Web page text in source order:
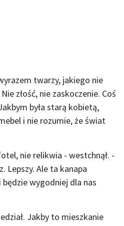
twarzy, jakiego nie
złość, nie zaskoczenie. Coś
była starą kobietą,
i nie rozumie, że świat
nie relikwia - westchnął. -
Lepszy. Ale ta kanapa
wygodniej dla nas
Jakby to mieszkanie